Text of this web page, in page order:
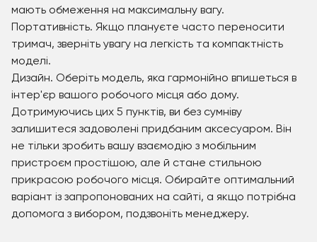
мають обмеження на максимальну вагу.
Портативність. Якщо плануєте часто переносити
тримач, зверніть увагу на легкість та компактність
моделі.
Дизайн. Оберіть модель, яка гармонійно впишеться в
інтер'єр вашого робочого місця або дому.
Дотримуючись цих 5 пунктів, ви без сумніву
залишитеся задоволені придбаним аксесуаром. Він
не тільки зробить вашу взаємодію з мобільним
пристроєм простішою, але й стане стильною
прикрасою робочого місця. Обирайте оптимальний
варіант із запропонованих на сайті, а якщо потрібна
допомога з вибором, подзвоніть менеджеру.